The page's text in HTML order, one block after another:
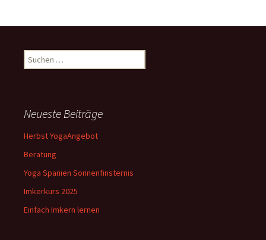
Suchen
nach:
Neueste Beiträge
Herbst YogaAngebot
Beratung
Yoga Spanien Sonnenfinsternis
Imkerkurs 2025
Einfach Imkern lernen